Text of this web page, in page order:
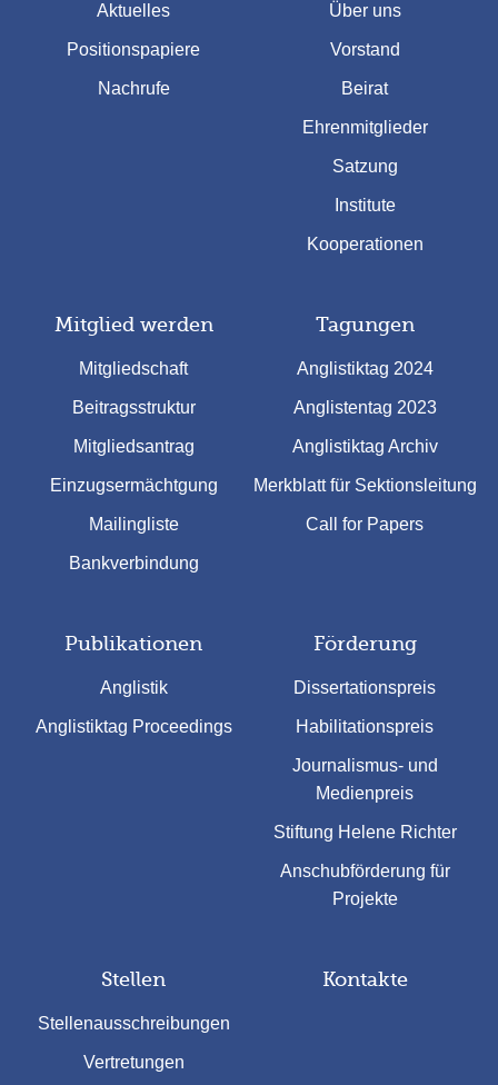
Aktuelles
Positionspapiere
Nachrufe
Über uns
Vorstand
Beirat
Ehrenmitglieder
Satzung
Institute
Kooperationen
Mitglied werden
Mitgliedschaft
Beitragsstruktur
Mitgliedsantrag
Einzugsermächtgung
Mailingliste
Bankverbindung
Tagungen
Anglistiktag 2024
Anglistentag 2023
Anglistiktag Archiv
Merkblatt für Sektionsleitung
Call for Papers
Publikationen
Anglistik
Anglistiktag Proceedings
Förderung
Dissertationspreis
Habilitationspreis
Journalismus- und
Medienpreis
Stiftung Helene Richter
Anschubförderung für
Projekte
Stellen
Stellenausschreibungen
Vertretungen
Kontakte